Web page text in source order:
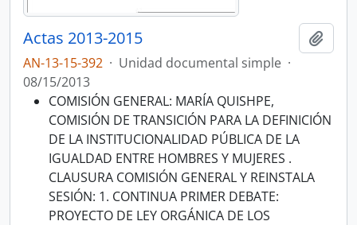
Actas 2013-2015
AN-13-15-392 · Unidad documental simple ·
08/15/2013
COMISIÓN GENERAL: MARÍA QUISHPE,
COMISIÓN DE TRANSICIÓN PARA LA DEFINICIÓN
DE LA INSTITUCIONALIDAD PÚBLICA DE LA
IGUALDAD ENTRE HOMBRES Y MUJERES .
CLAUSURA COMISIÓN GENERAL Y REINSTALA
SESIÓN: 1. CONTINUA PRIMER DEBATE:
PROYECTO DE LEY ORGÁNICA DE LOS